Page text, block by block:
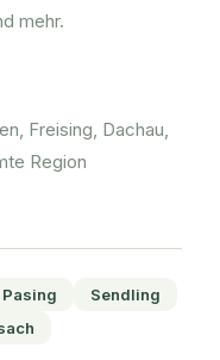
mehr.
Freising, Dachau,
Region
Pasing
Sendling